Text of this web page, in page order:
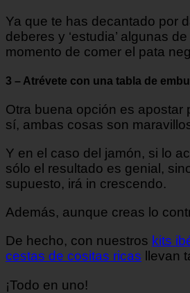
Ya que te has decantado por
deberes y ‘estudia’ algunas
momento de comer el pata
3 – Atrévete con una tabla de
Otra buena opción es apostar
sí, ambas cosas son
Y en el caso del jamón, si lo
sólo el resultado es genial,
supuesto, irá in crescendo.
Además, aunque creas lo
De hecho, con nuestros kits
cestas de cositas ricas llevan
¡Todo en uno!